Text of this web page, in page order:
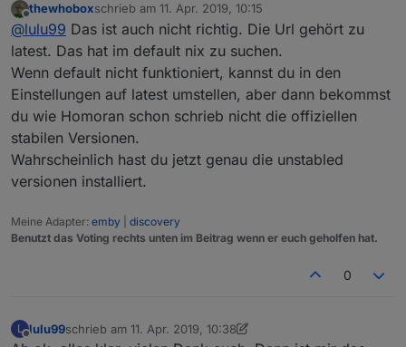
Bei mir geht der Link "http://iobroker.live/sources-
dist.json" nicht.
Es werden auch nicht die Versionsnummern bei den
Adaptern angezeigt.
Dann habe ich "http://iobroker.live/sources-dist-
latest.json " auch unter "default" eingetragen, dann
konnte ich zumindest die Adapter updaten.
Nun steht aber im Moment unter beiden Feldern
"http://iobroker.live/sources-dist-latest.json
Das kann so auch nicht richtig sein, oder?
Offline
thewhoboxschrieb am 11. Apr. 2019, 10:15
zuletzt editiert von
@lulu99 Das ist auch nicht richtig. Die Url gehört zu
latest. Das hat im default nix zu suchen.
Wenn default nicht funktioniert, kannst du in den
Einstellungen auf latest umstellen, aber dann bekommst
du wie Homoran schon schrieb nicht die offiziellen
stabilen Versionen.
Wahrscheinlich hast du jetzt genau die unstabled
versionen installiert.
Meine Adapter: emby
discovery
Benutzt das Voting rechts unten im Beitrag wenn er euch geholfen hat.
0
L
Offline
lulu99schrieb am 11. Apr. 2019, 10:38
zuletzt editiert von lulu994. Nov. 2019, 12:40